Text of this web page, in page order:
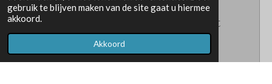
gebruik te blijven maken van de site gaat u hiermee
akkoord.
Akkoord
Maak jouw eigen website met
JouwWeb